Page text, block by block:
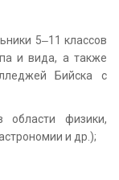
5‒11 классов
и вида, а также
Бийска с
области физики,
и др.);